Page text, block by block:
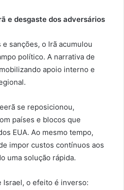
e desgaste dos adversários
sanções, o Irã acumulou
político. A narrativa de
apoio interno e
se reposicionou,
países e blocos que
EUA. Ao mesmo tempo,
impor custos contínuos aos
uma solução rápida.
Israel, o efeito é inverso: